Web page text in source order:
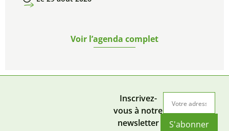
Voir l’agenda complet
Inscrivez-
vous à notre
newsletter
S'abonner